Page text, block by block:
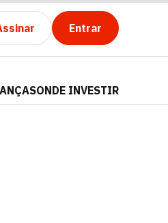
Entrar
ONDE INVESTIR